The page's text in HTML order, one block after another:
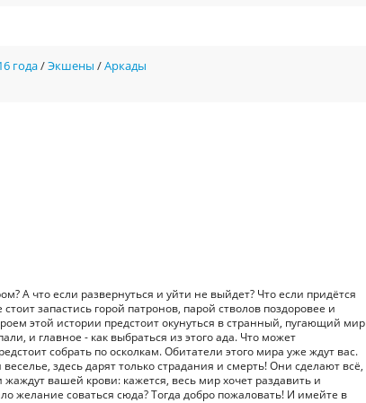
года/Экшены /Аркады
А что если развернуться и уйти не выйдет? Что если придётся
запастись горой патронов, парой стволов поздоровее и
этой истории предстоит окунуться в странный, пугающий мир
и главное - как выбраться из этого ада. Что может
собрать по осколкам. Обитатели этого мира уже ждут вас.
здесь дарят только страдания и смерть! Они сделают всё,
вашей крови: кажется, весь мир хочет раздавить и
желание соваться сюда? Тогда добро пожаловать! И имейте в